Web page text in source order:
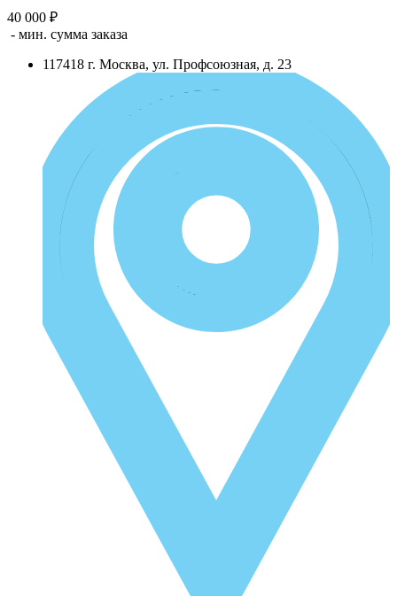
40 000 ₽
- мин. сумма заказа
117418 г. Москва, ул. Профсоюзная, д. 23